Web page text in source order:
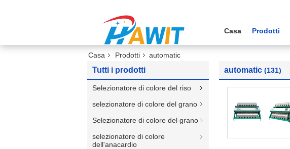
Casa Prodotti
Casa Prodotti automatic
Tutti i prodotti
Selezionatore di colore del riso
selezionatore di colore del grano
Selezionatore di colore del grano
selezionatore di colore
dell'anacardio
automatic (131)